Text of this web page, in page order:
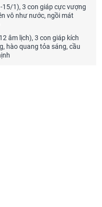
15/1), 3 con giáp cực vượng
vô như nước, ngồi mát
âm lịch), 3 con giáp kích
hào quang tỏa sáng, cầu